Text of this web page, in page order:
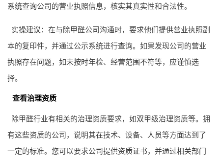
系统查询公司的营业执照信息，核实其真实性和合法性。
实操建议：在与除甲醛公司沟通时，要求他们提供营业执照副
本的复印件，并通过公示系统进行查询。如果发现公司的营业
执照存在问题，如未按时年检、经营范围不符等，应谨慎选
择。
查看治理资质
除甲醛行业有相关的治理资质要求，如双甲级治理资质等。拥
有这些资质的公司，说明其在技术、设备、人员等方面达到了
一定的标准。您可以要求公司提供资质证书，并通过相关部门